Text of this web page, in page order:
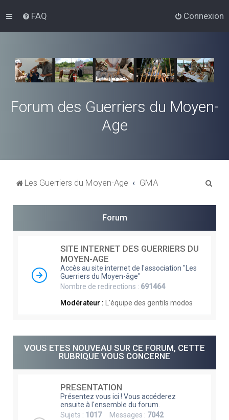
FAQ Connexion
Forum des Guerriers du Moyen-
Age
Les Guerriers du Moyen-Age GMA
Forum
SITE INTERNET DES GUERRIERS DU
MOYEN-AGE
Accès au site internet de l'association "Les
Guerriers du Moyen-âge"
Nombre de redirections : 691464
Modérateur :
L'équipe des gentils modos
VOUS ETES NOUVEAU SUR CE FORUM, CETTE
RUBRIQUE VOUS CONCERNE
PRESENTATION
Présentez vous ici ! Vous accéderez
ensuite à l'ensemble du forum.
Sujets : 1017Messages : 7042